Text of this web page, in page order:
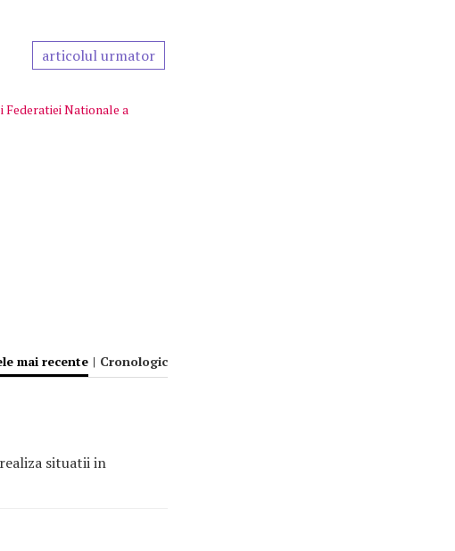
articolul urmator
Federatiei Nationale a
mai recente | Cronologic
situatii in